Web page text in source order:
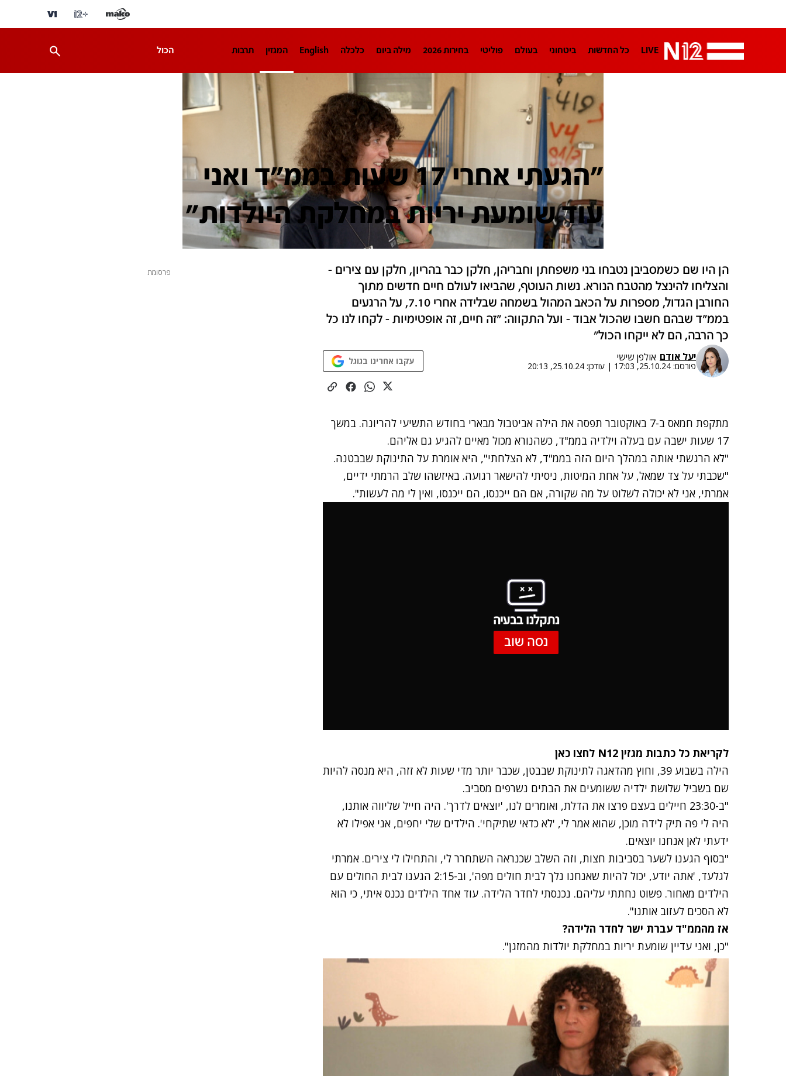
LIVE כל החדשות ביטחוני בעולם פוליטי בחירות 2026 מילה ביום כלכלה English המגזין תרבות
מדיני בארץ פלילי עיצוב ונדל"ן TECH12 ספורט בריאות מדע וסביבה
נוסבאום מקליד דרושים חדשות 12 business
הכול
"הגעתי אחרי 17 שעות בממ"ד ואני
עוד שומעת יריות במחלקת היולדות"
הן היו שם כשמסביבן נטבחו בני משפחתן וחבריהן, חלקן כבר בהריון, חלקן עם צירים -
והצליחו להינצל מהטבח הנורא. נשות העוטף, שהביאו לעולם חיים חדשים מתוך
החורבן הגדול, מספרות על הכאב המהול בשמחה שבלידה אחרי 7.10, על הרגעים
בממ"ד שבהם חשבו שהכול אבוד - ועל התקווה: "זה חיים, זה אופטימיות - לקחו לנו כל
כך הרבה, הם לא ייקחו הכול"
יעל אודם אולפן שישי
פורסם: 25.10.24, 17:03
| עודכן: 25.10.24, 20:13 עקבו אחרינו בגוגל
מתקפת חמאס ב-7 באוקטובר תפסה את הילה אביטבול מבארי בחודש התשיעי להריונה. במשך
17 שעות ישבה עם בעלה וילדיה בממ"ד, כשהנורא מכול מאיים להגיע גם אליהם.
"לא הרגשתי אותה במהלך היום הזה בממ"ד, לא הצלחתי", היא אומרת על התינוקת שבבטנה.
"שכבתי על צד שמאל, על אחת המיטות, ניסיתי להישאר רגועה. באיזשהו שלב הרמתי ידיים,
אמרתי, אני לא יכולה לשלוט על מה שקורה, אם הם ייכנסו, הם ייכנסו, ואין לי מה לעשות".
נתקלנו בבעיה
נסה שוב
לקריאת כל כתבות מגזין N12 לחצו כאן
הילה בשבוע 39, וחוץ מהדאגה לתינוקת שבבטן, שכבר יותר מדי שעות לא זזה, היא מנסה להיות
שם בשביל שלושת ילדיה ששומעים את הבתים נשרפים מסביב.
"ב-23:30 חיילים בעצם פרצו את הדלת, ואומרים לנו, 'יוצאים לדרך'. היה חייל שליווה אותנו,
היה לי פה תיק לידה מוכן, שהוא אמר לי, 'לא כדאי שתיקחי'. הילדים שלי יחפים, אני אפילו לא
ידעתי לאן אנחנו יוצאים.
"בסוף הגענו לשער בסביבות חצות, וזה השלב שכנראה השתחרר לי, והתחילו לי צירים. אמרתי
לגלעד, 'אתה יודע, יכול להיות שאנחנו נלך לבית חולים מפה', וב-2:15 הגענו לבית החולים עם
הילדים מאחור. פשוט נחתתי עליהם. נכנסתי לחדר הלידה. עוד אחד הילדים נכנס איתי, כי הוא
לא הסכים לעזוב אותנו".
אז מהממ"ד עברת ישר לחדר הלידה?
"כן, ואני עדיין שומעת יריות במחלקת יולדות מהמזגן".
פרסומת